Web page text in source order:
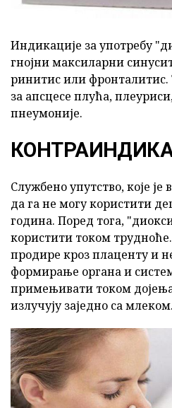
Индикације за употребу
гнојни максиларни
ринитис или фронталитис.
за апсцесе плућа,
пнеумоније.
Службено упутство, које је
да га не могу користити
година. Поред тога,
користити током
продире кроз плаценту и
формирање органа и
примењивати током
излучују заједно са млеком.